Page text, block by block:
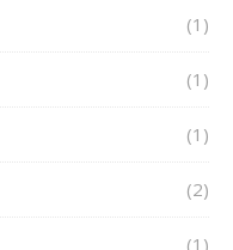
(1)
(1)
(1)
(2)
(1)